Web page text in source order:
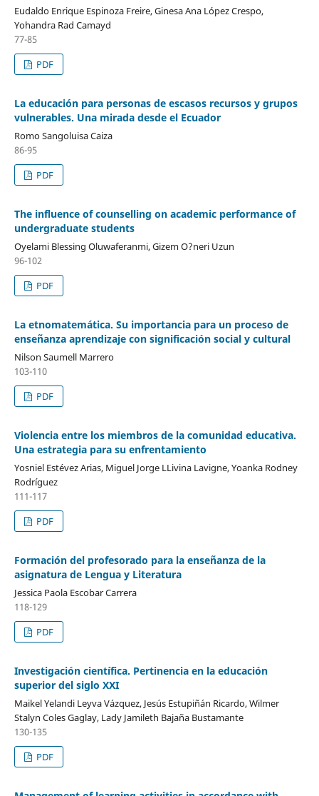
Eudaldo Enrique Espinoza Freire, Ginesa Ana López Crespo,
Yohandra Rad Camayd
77-85
PDF
La educación para personas de escasos recursos y grupos
vulnerables. Una mirada desde el Ecuador
Romo Sangoluisa Caiza
86-95
PDF
The influence of counselling on academic performance of
undergraduate students
Oyelami Blessing Oluwaferanmi, Gizem O?neri Uzun
96-102
PDF
La etnomatemática. Su importancia para un proceso de
enseñanza aprendizaje con significación social y cultural
Nilson Saumell Marrero
103-110
PDF
Violencia entre los miembros de la comunidad educativa.
Una estrategia para su enfrentamiento
Yosniel Estévez Arias, Miguel Jorge LLivina Lavigne, Yoanka Rodney
Rodríguez
111-117
PDF
Formación del profesorado para la enseñanza de la
asignatura de Lengua y Literatura
Jessica Paola Escobar Carrera
118-129
PDF
Investigación científica. Pertinencia en la educación
superior del siglo XXI
Maikel Yelandi Leyva Vázquez, Jesús Estupiñán Ricardo, Wilmer
Stalyn Coles Gaglay, Lady Jamileth Bajaña Bustamante
130-135
PDF